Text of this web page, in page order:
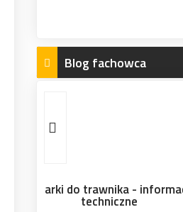
Blog fachowca
Ściąga z prezentów
mężczyzny